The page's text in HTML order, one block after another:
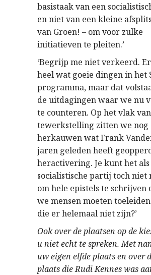
basistaak van een
en niet van een kleine
van Groen! – om voor zulke
initiatieven te pleiten.’
‘Begrijp me niet verkeerd.
heel wat goeie dingen in het
programma, maar dat
de uitdagingen waar we nu
te counteren. Op het vlak van
tewerkstelling zitten we nog
herkauwen wat Frank
jaren geleden heeft
heractivering. Je kunt het als
socialistische partij toch niet
om hele epistels te schrijven
we mensen moeten
die er helemaal niet zijn?’
Ook over de plaatsen op de
u niet echt te spreken. Met
uw eigen elfde plaats en over
plaats die Rudi Kennes was